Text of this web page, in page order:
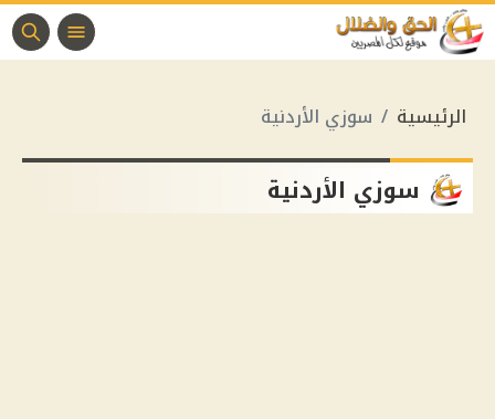
الرئيسية سوزي الأردنية
سوزي الأردنية